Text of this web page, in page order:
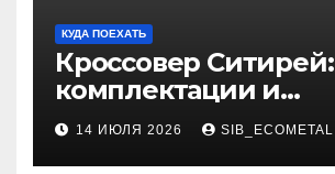
КУДА ПОЕХАТЬ
Кроссовер Ситирей:
комплектации и
характеристики
14 ИЮЛЯ 2026 SIB_ECOMETAL